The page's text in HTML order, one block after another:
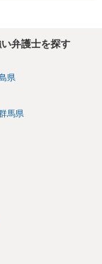
弁護士を探す
県
馬県